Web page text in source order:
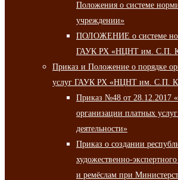
Положения о системе
учреждении»
ПОЛОЖЕНИЕ о системе
ГАУК РХ «НЦНТ им. С.П.
Приказ и Положение о порядке
услуг ГАУК РХ «НЦНТ им. С.П.
Приказ №48 от 28.12.2017
организации платных
деятельности»
Приказ о создании
художественно-
и ремёслам при